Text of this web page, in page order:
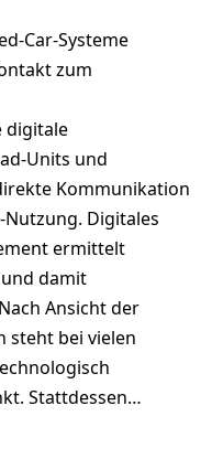
Car-Systeme
zum
digitale
Units und
Kommunikation
Digitales
ermittelt
damit
Ansicht der
steht bei vielen
Stattdessen…